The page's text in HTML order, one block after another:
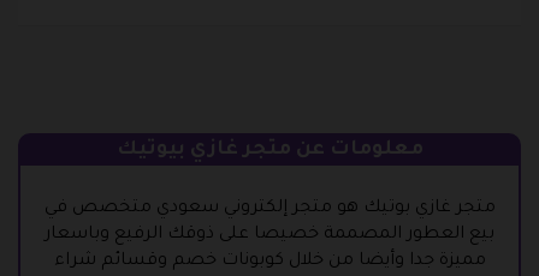
معلومات عن متجر غازي بيوتيك
متجر غازي بوتيك هو متجر إلكتروني سعودي متخصص في
بيع العطور المصممة خصيصا على ذوقك الرفيع وباسعار
مميزة جدا وأيضا من خلال كوبونات خصم وقسائم شراء